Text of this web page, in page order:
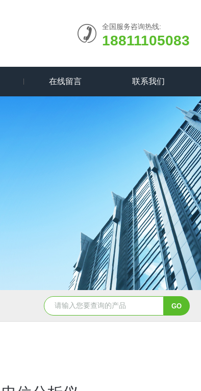
全国服务咨询热线:
18811105083
在线留言 联系我们